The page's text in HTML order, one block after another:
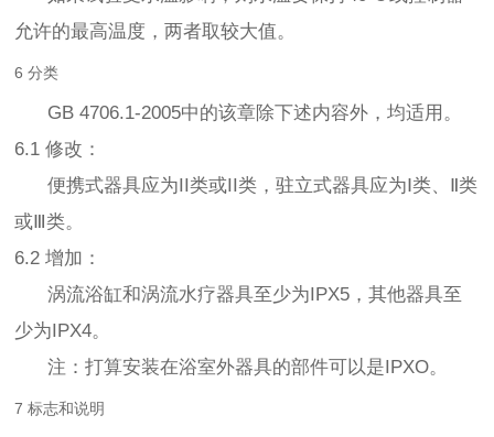
允许的最高温度，两者取较大值。
6 分类
GB 4706.1-2005中的该章除下述内容外，均适用。
6.1 修改：
便携式器具应为II类或II类，驻立式器具应为Ⅰ类、Ⅱ类
或Ⅲ类。
6.2 增加：
涡流浴缸和涡流水疗器具至少为IPX5，其他器具至
少为IPX4。
注：打算安装在浴室外器具的部件可以是IPXO。
7 标志和说明